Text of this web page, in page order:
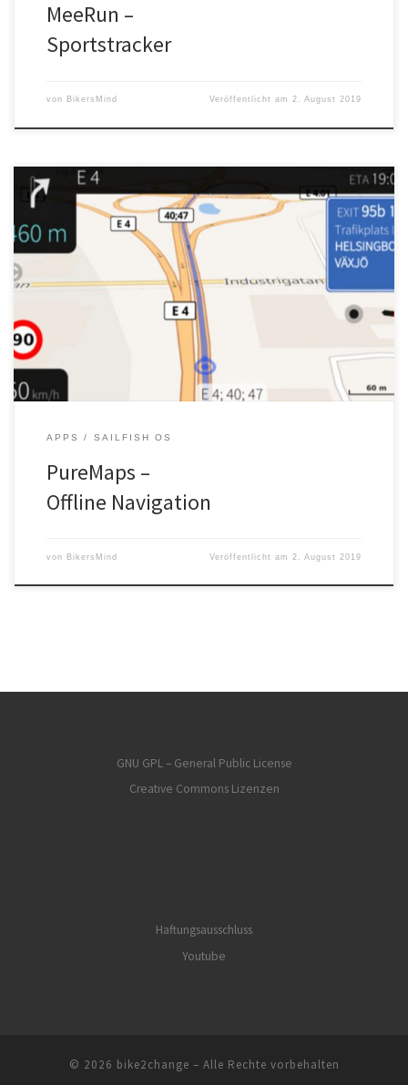
MeeRun –
Sportstracker
von BikersMind Veröffentlicht am2. August 2019
PureMaps ist eine freie Karten- und Navigationsapp für Sailfish OS.
APPS SAILFISH OS
PureMaps –
Offline Navigation
von BikersMind Veröffentlicht am 2. August 2019
GNU GPL – General Public License
Creative Commons Lizenzen
Haftungsausschluss
Youtube
© 2026 bike2change – Alle Rechte vorbehalten